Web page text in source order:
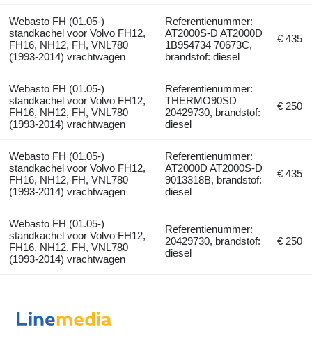
Webasto FH (01.05-)
standkachel voor Volvo FH12,
FH16, NH12, FH, VNL780
(1993-2014) vrachtwagen
Referentienummer:
AT2000S-D AT2000D
1B954734 70673C,
brandstof: diesel
€ 435
Webasto FH (01.05-)
standkachel voor Volvo FH12,
FH16, NH12, FH, VNL780
(1993-2014) vrachtwagen
Referentienummer:
THERMO90SD
20429730, brandstof:
diesel
€ 250
Webasto FH (01.05-)
standkachel voor Volvo FH12,
FH16, NH12, FH, VNL780
(1993-2014) vrachtwagen
Referentienummer:
AT2000D AT2000S-D
9013318B, brandstof:
diesel
€ 435
Webasto FH (01.05-)
standkachel voor Volvo FH12,
FH16, NH12, FH, VNL780
(1993-2014) vrachtwagen
Referentienummer:
20429730, brandstof:
diesel
€ 250